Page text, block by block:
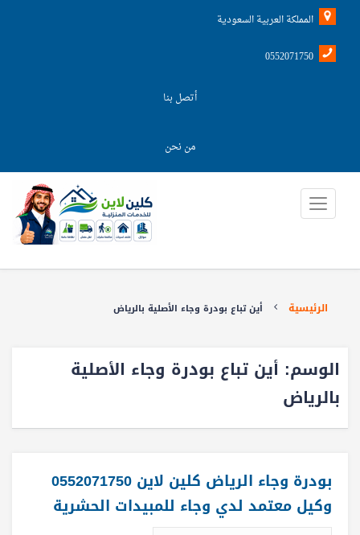
المملكة العربية السعودية
0552071750
أتصل بنا
من نحن
الرئيسية أين تباع بودرة وجاء الأصلية بالرياض
الوسم: أين تباع بودرة وجاء الأصلية
بالرياض
بودرة وجاء الرياض كلين لاين 0552071750
وكيل معتمد لدي وجاء للمبيدات الحشرية